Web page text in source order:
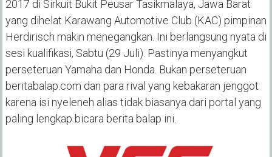
2017 di Sirkuit Bukit Peusar Tasikmalaya, Jawa Barat
yang dihelat Karawang Automotive Club (KAC) pimpinan
Herdirisch makin menegangkan. Ini berlangsung nyata di
sesi kualifikasi, Sabtu (29 Juli). Pastinya menyangkut
perseteruan Yamaha dan Honda. Bukan perseteruan
beritabalap.com dan para rival yang kebakaran jenggot
karena isi nyeleneh alias tidak biasanya dari portal yang
paling lengkap bicara berita balap ini.